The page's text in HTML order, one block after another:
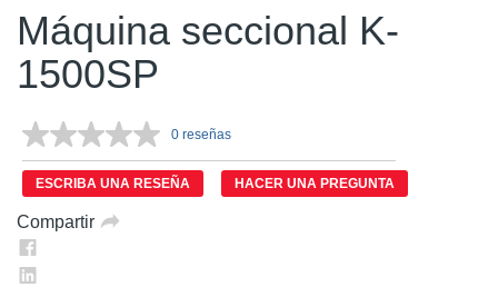
Máquina seccional K-
1500SP
Sin
puntuación.
Enlace
en
0 reseñas
ESCRIBA UNA RESEÑA HACER UNA PREGUNTA
Compartir